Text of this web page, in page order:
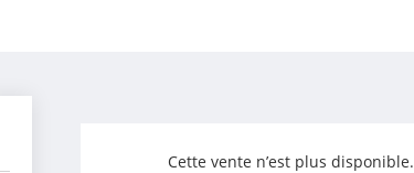
Cette vente n’est plus disponible.